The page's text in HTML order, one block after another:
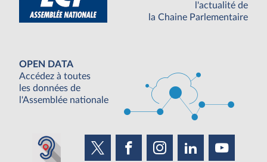
l'actualité de
la Chaine Parlementaire
OPEN DATA
Accédez à toutes
les données de
l'Assemblée nationale